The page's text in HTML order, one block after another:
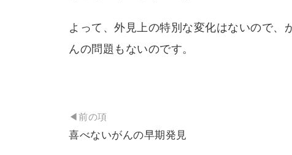
よって、外見上の特別な変化はないので、
んの問題もないのです。
投
稿
◀前の項
喜べないがんの早期発見